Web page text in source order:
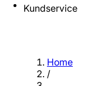
Kundservice
Home
/